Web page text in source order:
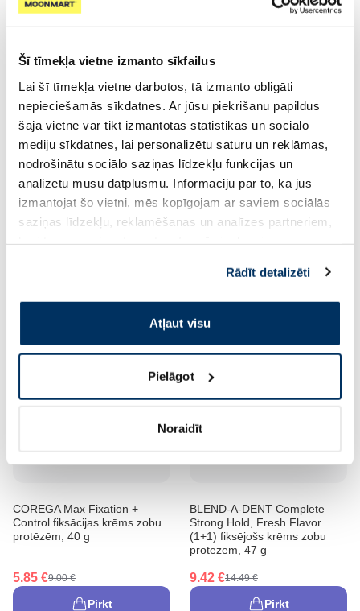
Šī tīmekļa vietne izmanto sīkfailus
Lai šī tīmekļa vietne darbotos, tā izmanto obligāti
nepieciešamās sīkdatnes. Ar jūsu piekrišanu papildus
šajā vietnē var tikt izmantotas statistikas un sociālo
mediju sīkdatnes, lai personalizētu saturu un reklāmas,
nodrošinātu sociālo saziņas līdzekļu funkcijas un
analizētu mūsu datplūsmu. Informāciju par to, kā jūs
izmantojat šo vietni, mēs kopīgojam ar saviem sociālās
saziņas līdzekļu, reklamēšanas un analīzes partneriem,
pakalpojumus. Ja piekrītat šo papildu sīkdatņu
izmantošanai, lūdzu, atzīmējiet savu izvēli:
Rādīt detalizēti
Atļaut visu
Pielāgot
Noraidīt
-35%
COREGA Whitening tabletes
Pirkt
-35%
COREGA Extra Strong
protēzēm, 40 g
8.16 €
Pirkt
COREGA Max Fixation +
Control fiksācijas krēms zobu
protēzēm, 40 g
5.85 €9.00 €
Pirkt
BLEND-A-DENT Complete
Strong Hold, Fresh Flavor
(1+1) fiksējošs krēms zobu
protēzēm, 47 g
9.42 €14.49 €
Pirkt